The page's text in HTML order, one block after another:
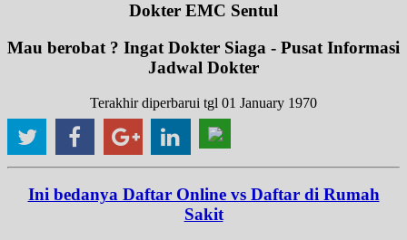
Dokter EMC Sentul
Mau berobat ? Ingat Dokter Siaga - Pusat Informasi
Jadwal Dokter
Terakhir diperbarui tgl 01 January 1970
Ini bedanya Daftar Online vs Daftar di Rumah
Sakit